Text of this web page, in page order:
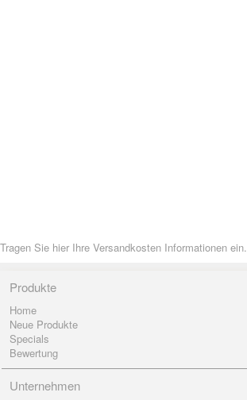
Tragen Sie hier Ihre Versandkosten Informationen ein.
Produkte
Home
Neue Produkte
Specials
Bewertung
Unternehmen